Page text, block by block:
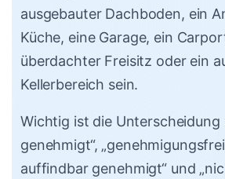
ausgebauter Dachboden, ein
Küche, eine Garage, ein
überdachter Freisitz oder ein
Kellerbereich sein.
Wichtig ist die Unterscheidung
genehmigt“,
auffindbar genehmigt“ und